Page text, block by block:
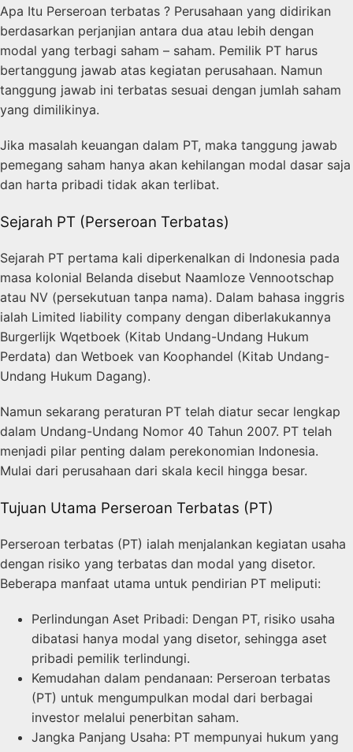
Apa Itu Perseroan terbatas ? Perusahaan yang didirikan
berdasarkan perjanjian antara dua atau lebih dengan
modal yang terbagi saham – saham. Pemilik PT harus
bertanggung jawab atas kegiatan perusahaan. Namun
tanggung jawab ini terbatas sesuai dengan jumlah saham
yang dimilikinya.
Jika masalah keuangan dalam PT, maka tanggung jawab
pemegang saham hanya akan kehilangan modal dasar saja
dan harta pribadi tidak akan terlibat.
Sejarah PT (Perseroan Terbatas)
Sejarah PT pertama kali diperkenalkan di Indonesia pada
masa kolonial Belanda disebut Naamloze Vennootschap
atau NV (persekutuan tanpa nama). Dalam bahasa inggris
ialah Limited liability company dengan diberlakukannya
Burgerlijk Wqetboek (Kitab Undang-Undang Hukum
Perdata) dan Wetboek van Koophandel (Kitab Undang-
Undang Hukum Dagang).
Namun sekarang peraturan PT telah diatur secar lengkap
dalam Undang-Undang Nomor 40 Tahun 2007. PT telah
menjadi pilar penting dalam perekonomian Indonesia.
Mulai dari perusahaan dari skala kecil hingga besar.
Tujuan Utama Perseroan Terbatas (PT)
Perseroan terbatas (PT) ialah menjalankan kegiatan usaha
dengan risiko yang terbatas dan modal yang disetor.
Beberapa manfaat utama untuk pendirian PT meliputi:
Perlindungan Aset Pribadi: Dengan PT, risiko usaha
dibatasi hanya modal yang disetor, sehingga aset
pribadi pemilik terlindungi.
Kemudahan dalam pendanaan: Perseroan terbatas
(PT) untuk mengumpulkan modal dari berbagai
investor melalui penerbitan saham.
Jangka Panjang Usaha: PT mempunyai hukum yang